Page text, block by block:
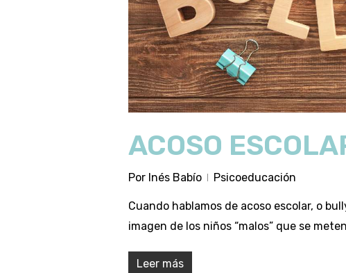
ACOSO
Por Inés Babío Psicoeducación
Cuando hablamos de acoso escolar, o
imagen de los niños “malos” que se
Leer más